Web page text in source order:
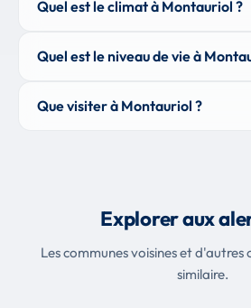
Quel est le climat à Montauriol ?
Quel est le niveau de vie à
Que visiter à Montauriol ?
Explorer aux
Les communes voisines et
similaire.